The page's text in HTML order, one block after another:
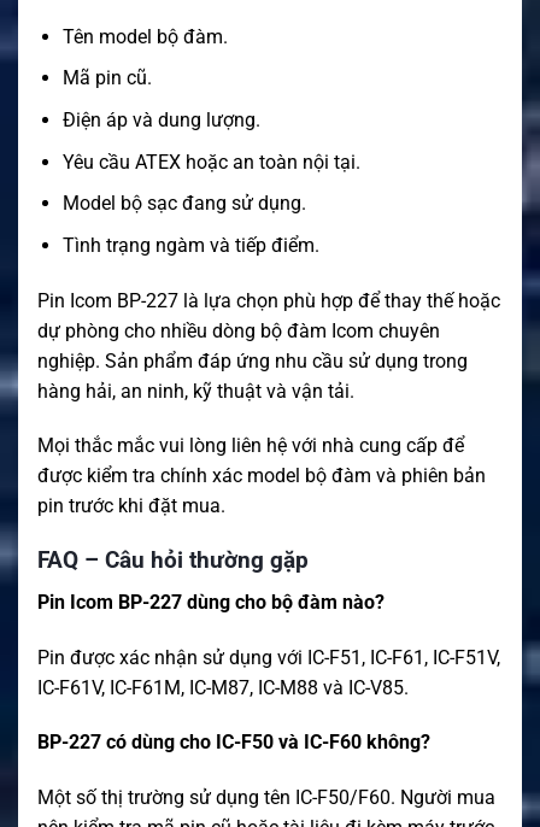
Tên model bộ đàm.
Mã pin cũ.
Điện áp và dung lượng.
Yêu cầu ATEX hoặc an toàn nội tại.
Model bộ sạc đang sử dụng.
Tình trạng ngàm và tiếp điểm.
Pin Icom BP-227 là lựa chọn phù hợp để thay thế hoặc
dự phòng cho nhiều dòng bộ đàm Icom chuyên
nghiệp. Sản phẩm đáp ứng nhu cầu sử dụng trong
hàng hải, an ninh, kỹ thuật và vận tải.
Mọi thắc mắc vui lòng liên hệ với nhà cung cấp để
được kiểm tra chính xác model bộ đàm và phiên bản
pin trước khi đặt mua.
FAQ – Câu hỏi thường gặp
Pin Icom BP-227 dùng cho bộ đàm nào?
Pin được xác nhận sử dụng với IC-F51, IC-F61, IC-F51V,
IC-F61V, IC-F61M, IC-M87, IC-M88 và IC-V85.
BP-227 có dùng cho IC-F50 và IC-F60 không?
Một số thị trường sử dụng tên IC-F50/F60. Người mua